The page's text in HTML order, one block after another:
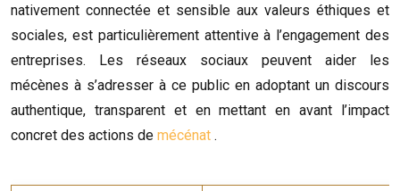
nativement connectée et sensible aux valeurs éthiques et
sociales, est particulièrement attentive à l’engagement des
entreprises. Les réseaux sociaux peuvent aider les
mécènes à s’adresser à ce public en adoptant un discours
authentique, transparent et en mettant en avant l’impact
concret des actions de mécénat .